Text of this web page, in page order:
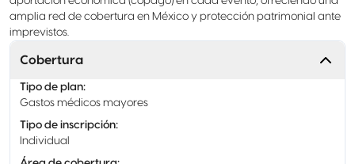
amplia red de cobertura en México y protección patrimonial ante
imprevistos.
Cobertura
Tipo de plan:
Gastos médicos mayores
Tipo de inscripción:
Individual